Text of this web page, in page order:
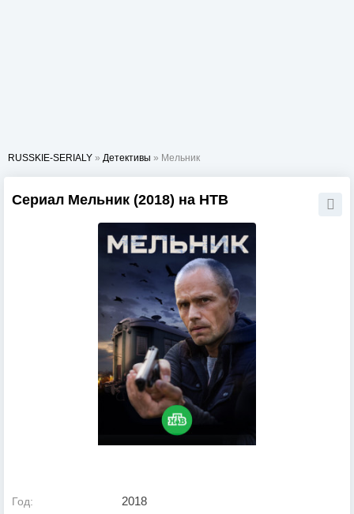
RUSSKIE-SERIALY » Детективы » Мельник
Сериал Мельник (2018) на НТВ
Год: 2018